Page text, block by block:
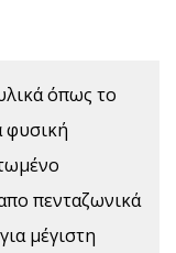
όπως το
φυσική
πενταζωνικά
μέγιστη